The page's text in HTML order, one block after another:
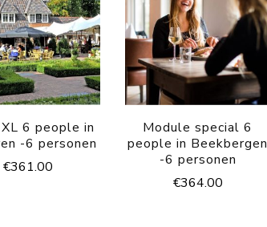
6 people in
-6 personen
€361.00
Module special 6
people in Beekbergen
-6 personen
€364.00